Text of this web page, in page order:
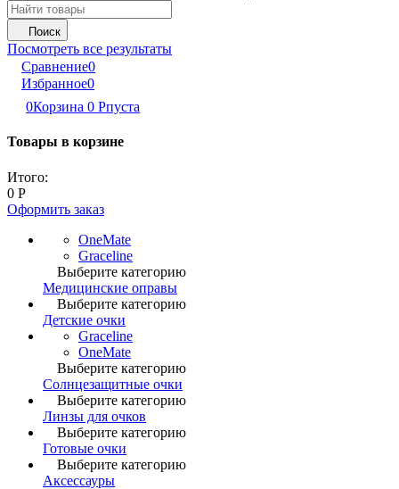
Поиск
Посмотреть все результаты
Сравнение0
Избранное0
0Корзина 0 Рпуста
Товары в корзине
Итого:
0 Р
Оформить заказ
OneMate
Graceline
Выберите категорию
Медицинские оправы
Выберите категорию
Детские очки
Graceline
OneMate
Выберите категорию
Солнцезащитные очки
Выберите категорию
Линзы для очков
Выберите категорию
Готовые очки
Выберите категорию
Аксессауры